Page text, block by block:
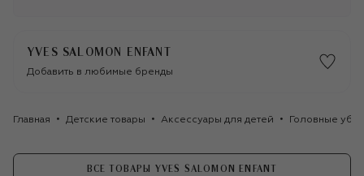
YVES SALOMON ENFANT
Добавить в любимые бренды
Главная Детские товары Аксессуары для детей Головные
ВСЕ ТОВАРЫ YVES SALOMON ENFANT